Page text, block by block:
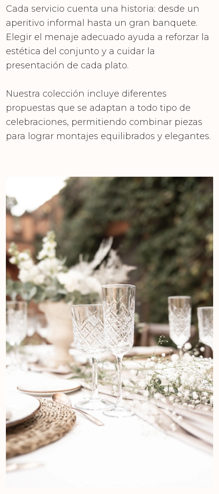
Cada servicio cuenta una historia: desde un
aperitivo informal hasta un gran banquete.
Elegir el menaje adecuado ayuda a reforzar la
estética del conjunto y a cuidar la
presentación de cada plato.
Nuestra colección incluye diferentes
propuestas que se adaptan a todo tipo de
celebraciones, permitiendo combinar piezas
para lograr montajes equilibrados y elegantes.